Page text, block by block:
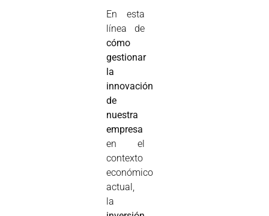
En esta
línea de
cómo
gestionar
la
innovación
de
nuestra
empresa
en el
contexto
económico
actual,
la